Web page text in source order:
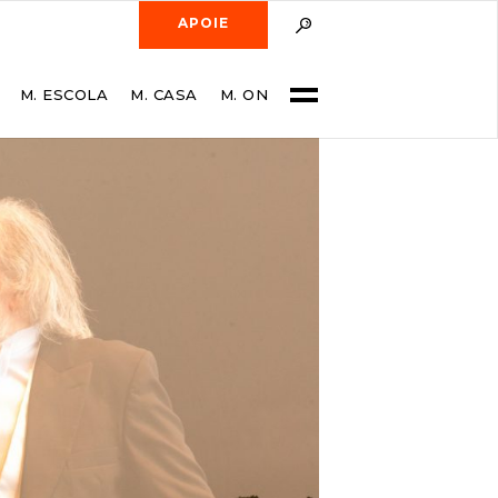
APOIE
M. ESCOLA M. CASA M. ON